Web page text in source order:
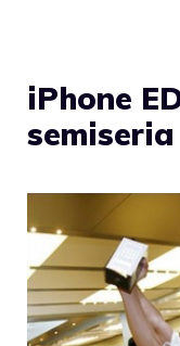
iPhone